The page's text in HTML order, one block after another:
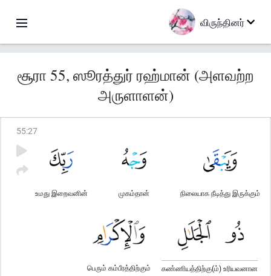
விருந்தினர்
சூரா 55, ஸூரத்துர் ரஹ்மான் (அளவற்ற
அருளாளன்)
55:27
நிலையாக நீடித்து இருக்கும்
முகம்தான்
உமது இறைவனின்
கண்ணியத்திற்கு(ம்) உரியவனான
பெரும் கம்பீரத்திற்கும்